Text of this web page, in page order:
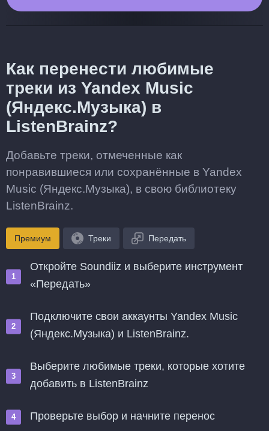
Как перенести любимые
треки из Yandex Music
(Яндекс.Музыка) в
ListenBrainz?
Добавьте треки, отмеченные как
понравившиеся или сохранённые в Yandex
Music (Яндекс.Музыка), в свою библиотеку
ListenBrainz.
Премиум Треки Передать
Откройте Soundiiz и выберите инструмент
«Передать»
Подключите свои аккаунты Yandex Music
(Яндекс.Музыка) и ListenBrainz.
Выберите любимые треки, которые хотите
добавить в ListenBrainz
Проверьте выбор и начните перенос